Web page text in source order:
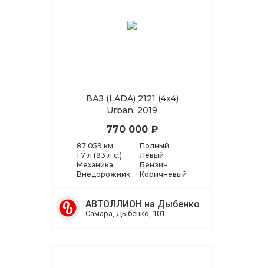
ВАЗ (LADA) 2121 (4x4)
Urban, 2019
770 000 ₽
87 059 км
1.7 л (83 л.с.)
Механика
Внедорожник
Полный
Левый
Бензин
Коричневый
АВТОЛЛИОН на Дыбенко
Самара, Дыбенко, 101